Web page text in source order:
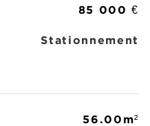
85 000 €
Stationnement
56.00m²